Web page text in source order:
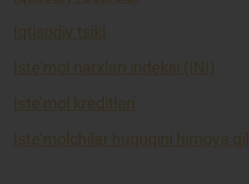
Iqtisodiy tsikl
Iste'mol narxlari indeksi (INI)
Iste’mol kreditlari
Iste’molchilar huquqini himoya